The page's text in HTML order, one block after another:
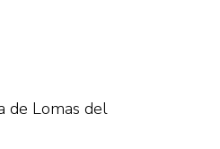
de Lomas del